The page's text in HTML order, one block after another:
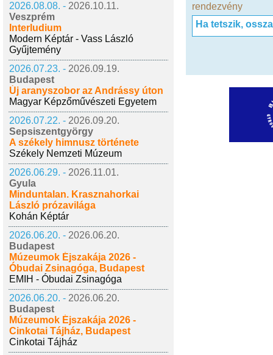
2026.08.08. - 2026.10.11.
Veszprém
Interludium
Modern Képtár - Vass László
Gyűjtemény
2026.07.23. - 2026.09.19.
Budapest
Új aranyszobor az Andrássy úton
Magyar Képzőművészeti Egyetem
2026.07.22. - 2026.09.20.
Sepsiszentgyörgy
A székely himnusz története
Székely Nemzeti Múzeum
2026.06.29. - 2026.11.01.
Gyula
Minduntalan. Krasznahorkai
László prózavilága
Kohán Képtár
2026.06.20. - 2026.06.20.
Budapest
Múzeumok Éjszakája 2026 -
Óbudai Zsinagóga, Budapest
EMIH - Óbudai Zsinagóga
2026.06.20. - 2026.06.20.
Budapest
Múzeumok Éjszakája 2026 -
Cinkotai Tájház, Budapest
Cinkotai Tájház
rendezvény
Ha tetszik,